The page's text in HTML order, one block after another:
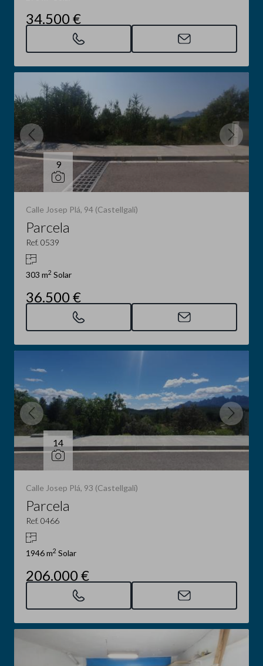
34.500 €
9
Calle Josep Plá, 94 (Castellgalí)
Parcela
Ref. 0539
303 m2 Solar
36.500 €
14
Calle Josep Plá, 93 (Castellgalí)
Parcela
Ref. 0466
1946 m2 Solar
206.000 €